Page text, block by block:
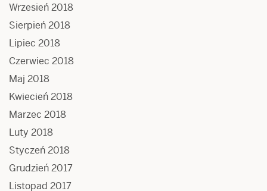
Wrzesień 2018
Sierpień 2018
Lipiec 2018
Czerwiec 2018
Maj 2018
Kwiecień 2018
Marzec 2018
Luty 2018
Styczeń 2018
Grudzień 2017
Listopad 2017